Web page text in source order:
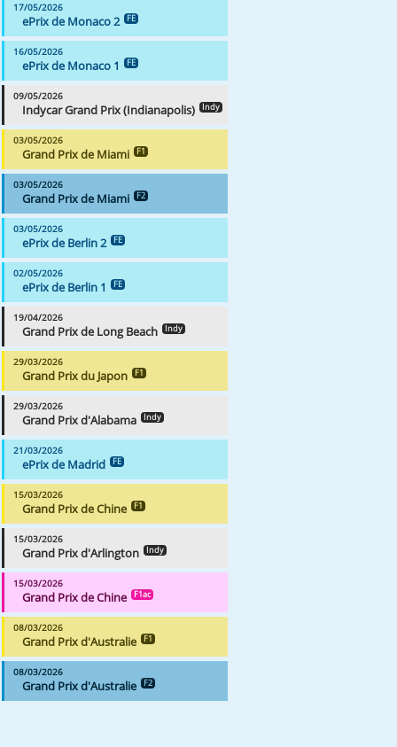
17/05/2026
ePrix de Monaco 2 FE
16/05/2026
ePrix de Monaco 1 FE
09/05/2026
Indycar Grand Prix (Indianapolis) Indy
03/05/2026
Grand Prix de Miami F1
03/05/2026
Grand Prix de Miami F2
03/05/2026
ePrix de Berlin 2 FE
02/05/2026
ePrix de Berlin 1 FE
19/04/2026
Grand Prix de Long Beach Indy
29/03/2026
Grand Prix du Japon F1
29/03/2026
Grand Prix d'Alabama Indy
21/03/2026
ePrix de Madrid FE
15/03/2026
Grand Prix de Chine F1
15/03/2026
Grand Prix d'Arlington Indy
15/03/2026
Grand Prix de Chine F1ac
08/03/2026
Grand Prix d'Australie F1
08/03/2026
Grand Prix d'Australie F2